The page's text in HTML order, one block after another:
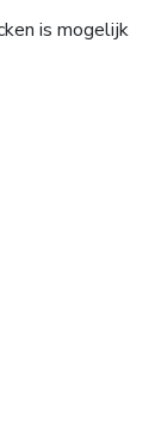
is mogelijk